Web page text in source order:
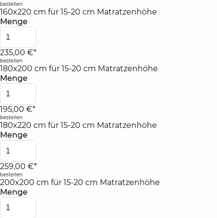
bestellen
160x220 cm für 15-20 cm Matratzenhöhe
Menge
235,00 €*
bestellen
180x200 cm für 15-20 cm Matratzenhöhe
Menge
195,00 €*
bestellen
180x220 cm für 15-20 cm Matratzenhöhe
Menge
259,00 €*
bestellen
200x200 cm für 15-20 cm Matratzenhöhe
Menge